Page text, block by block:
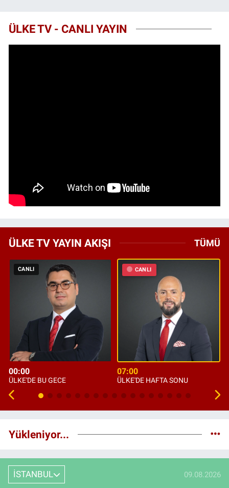
ÜLKE TV - CANLI YAYIN
ÜLKE TV YAYIN AKIŞI TÜMÜ
CANLI
00:00
ÜLKE'DE BU GECE
CANLI
07:00
ÜLKE'DE HAFTA SONU
Yükleniyor...
İSTANBUL 09.08.2026